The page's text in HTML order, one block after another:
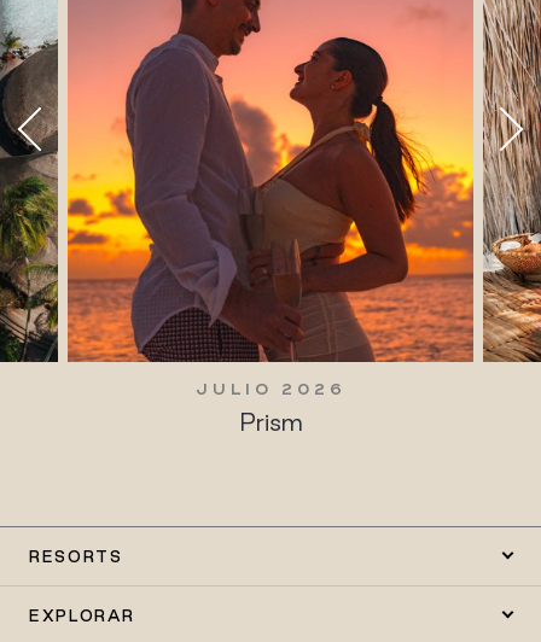
JULIO 2026
Prism
RESORTS
EXPLORAR